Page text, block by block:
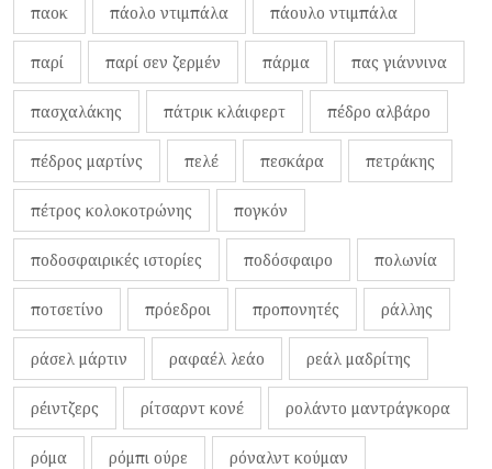
παοκ πάολο ντιμπάλα πάουλο ντιμπάλα
παρί παρί σεν ζερμέν πάρμα πας γιάννινα
πασχαλάκης πάτρικ κλάιφερτ πέδρο αλβάρο
πέδρος μαρτίνς πελέ πεσκάρα πετράκης
πέτρος κολοκοτρώνης πογκόν
ποδοσφαιρικές ιστορίες ποδόσφαιρο πολωνία
ποτσετίνο πρόεδροι προπονητές ράλλης
ράσελ μάρτιν ραφαέλ λεάο ρεάλ μαδρίτης
ρέιντζερς ρίτσαρντ κονέ ρολάντο μαντράγκορα
ρόμα ρόμπι ούρε ρόναλντ κούμαν